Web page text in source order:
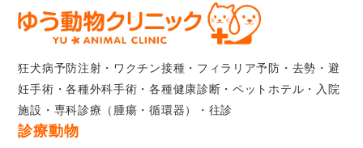
狂犬病予防注射・ワクチン接種・フィラリア予防・去勢・避
妊手術・各種外科手術・各種健康診断・ペットホテル・入院
施設・専科診療（腫瘍・循環器）・往診
診療動物